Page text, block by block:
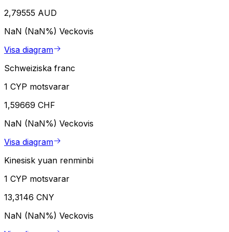
2,79555 AUD
NaN (NaN%) Veckovis
Visa diagram
Schweiziska franc
1 CYP motsvarar
1,59669 CHF
NaN (NaN%) Veckovis
Visa diagram
Kinesisk yuan renminbi
1 CYP motsvarar
13,3146 CNY
NaN (NaN%) Veckovis